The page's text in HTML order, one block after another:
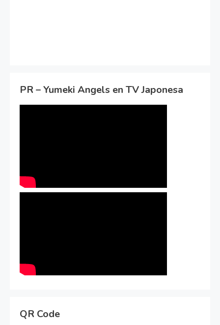
PR – Yumeki Angels en TV Japonesa
QR Code